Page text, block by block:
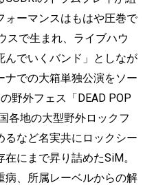
ォーマンスはもはや圧巻で
スで生まれ、ライブハウ
んでいくバンド」としなが
ナでの大箱単独公演をソー
野外フェス「DEAD POP
各地の大型野外ロックフ
るなど名実共にロックシー
にまで昇り詰めたSiM。
病、所属レーベルからの解